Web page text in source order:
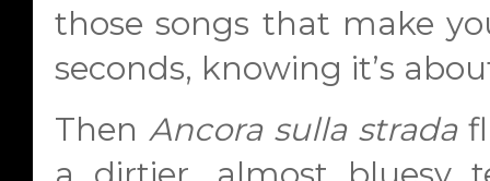
those songs that make
seconds, knowing it’s
ThenAncora sulla strada